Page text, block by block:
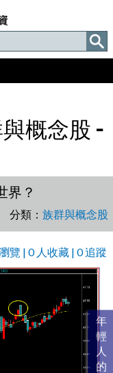
概念股 -
界？
分類： 族群與概念股
覽 | 0 人收藏 | 0 追蹤